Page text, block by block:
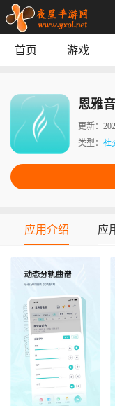
首页 游戏
恩雅
更新：
类型： 社
应用介绍 应